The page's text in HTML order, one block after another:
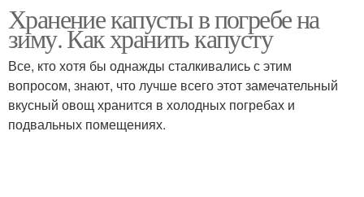
Хранение капусты в погребе на
зиму. Как хранить капусту
Все, кто хотя бы однажды сталкивались с этим
вопросом, знают, что лучше всего этот замечательный
вкусный овощ хранится в холодных погребах и
подвальных помещениях.